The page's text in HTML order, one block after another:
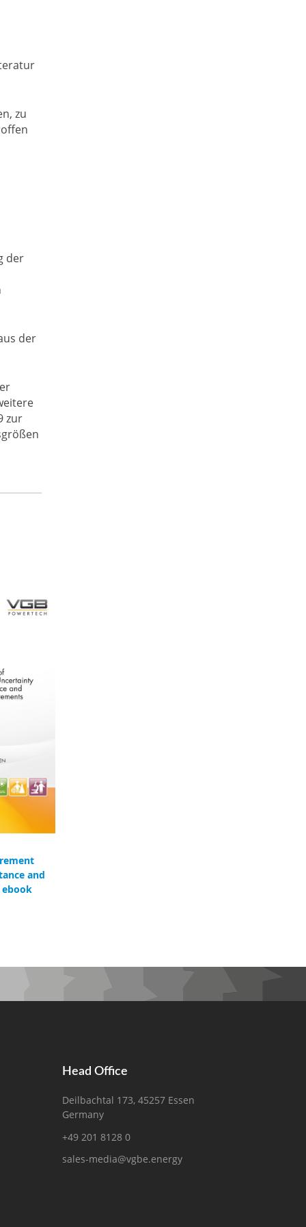
zu
der
der
zur
and
ebook
Head Office
Deilbachtal 173, 45257 Essen
Germany
+49 201 8128 0
sales-media@vgbe.energy